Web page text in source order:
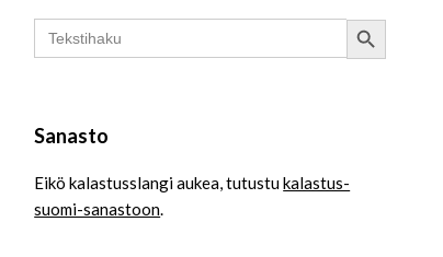
Search
for:
Search Button
Sanasto
Eikö kalastusslangi aukea, tutustukalastus-
suomi-sanastoon.